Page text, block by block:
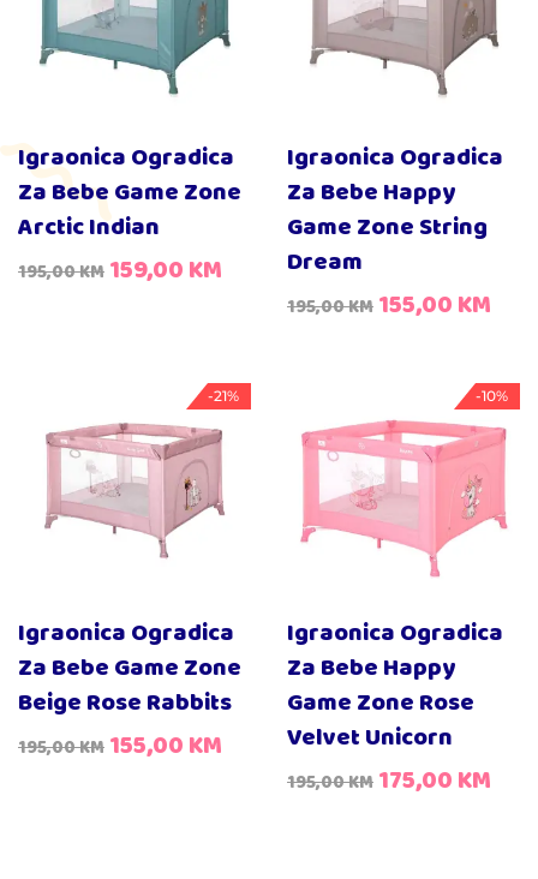
Igraonica Ogradica
Za Bebe Game Zone
Arctic Indian
195,00KM 159,00KM
Igraonica Ogradica
Za Bebe Happy
Game Zone String
Dream
195,00KM 155,00KM
-21%
Igraonica Ogradica
Za Bebe Game Zone
Beige Rose Rabbits
195,00KM 155,00KM
-10%
Igraonica Ogradica
Za Bebe Happy
Game Zone Rose
Velvet Unicorn
195,00KM 175,00KM